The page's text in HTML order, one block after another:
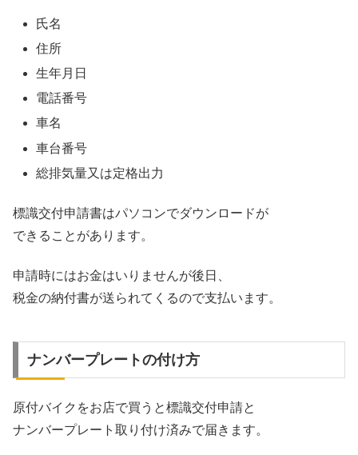
氏名
住所
生年月日
電話番号
車名
車台番号
総排気量又は定格出力
標識交付申請書はパソコンでダウンロードが
できることがあります。
申請時にはお金はいりませんが後日、
税金の納付書が送られてくるので支払います。
ナンバープレートの付け方
原付バイクをお店で買うと標識交付申請と
ナンバープレート取り付け済みで届きます。